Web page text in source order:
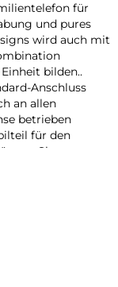
für
und pures
wird auch mit
bilden..
Anschluss
an allen
betrieben
für den
Sie
mit dem
dem
die